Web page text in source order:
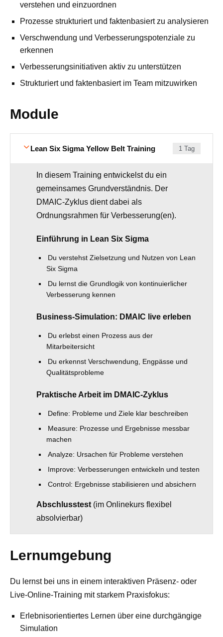
verstehen und einzuordnen
Prozesse strukturiert und faktenbasiert zu analysieren
Verschwendung und Verbesserungspotenziale zu
erkennen
Verbesserungsinitiativen aktiv zu unterstützen
Strukturiert und faktenbasiert im Team mitzuwirken
Module
Lean Six Sigma Yellow Belt Training 1 Tag
In diesem Training entwickelst du ein
gemeinsames Grundverständnis. Der
DMAIC‑Zyklus dient dabei als
Ordnungsrahmen für Verbesserung(en).
Einführung in Lean Six Sigma
Du verstehst Zielsetzung und Nutzen von Lean
Six Sigma
Du lernst die Grundlogik von kontinuierlicher
Verbesserung kennen
Business-Simulation: DMAIC live erleben
Du erlebst einen Prozess aus der
Mitarbeitersicht
Du erkennst Verschwendung, Engpässe und
Qualitätsprobleme
Praktische Arbeit im DMAIC‑Zyklus
Define: Probleme und Ziele klar beschreiben
Measure: Prozesse und Ergebnisse messbar
machen
Analyze: Ursachen für Probleme verstehen
Improve: Verbesserungen entwickeln und testen
Control: Ergebnisse stabilisieren und absichern
Abschlusstest (im Onlinekurs flexibel
absolvierbar)
Lernumgebung
Du lernst bei uns in einem interaktiven Präsenz‑ oder
Live‑Online‑Training mit starkem Praxisfokus:
Erlebnisorientiertes Lernen über eine durchgängige
Simulation